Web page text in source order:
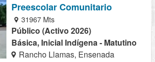
Preescolar Comunitario
31967 Mts
Público (Activo 2026)
Básica, Inicial Indígena - Matutino
Rancho Llamas, Ensenada